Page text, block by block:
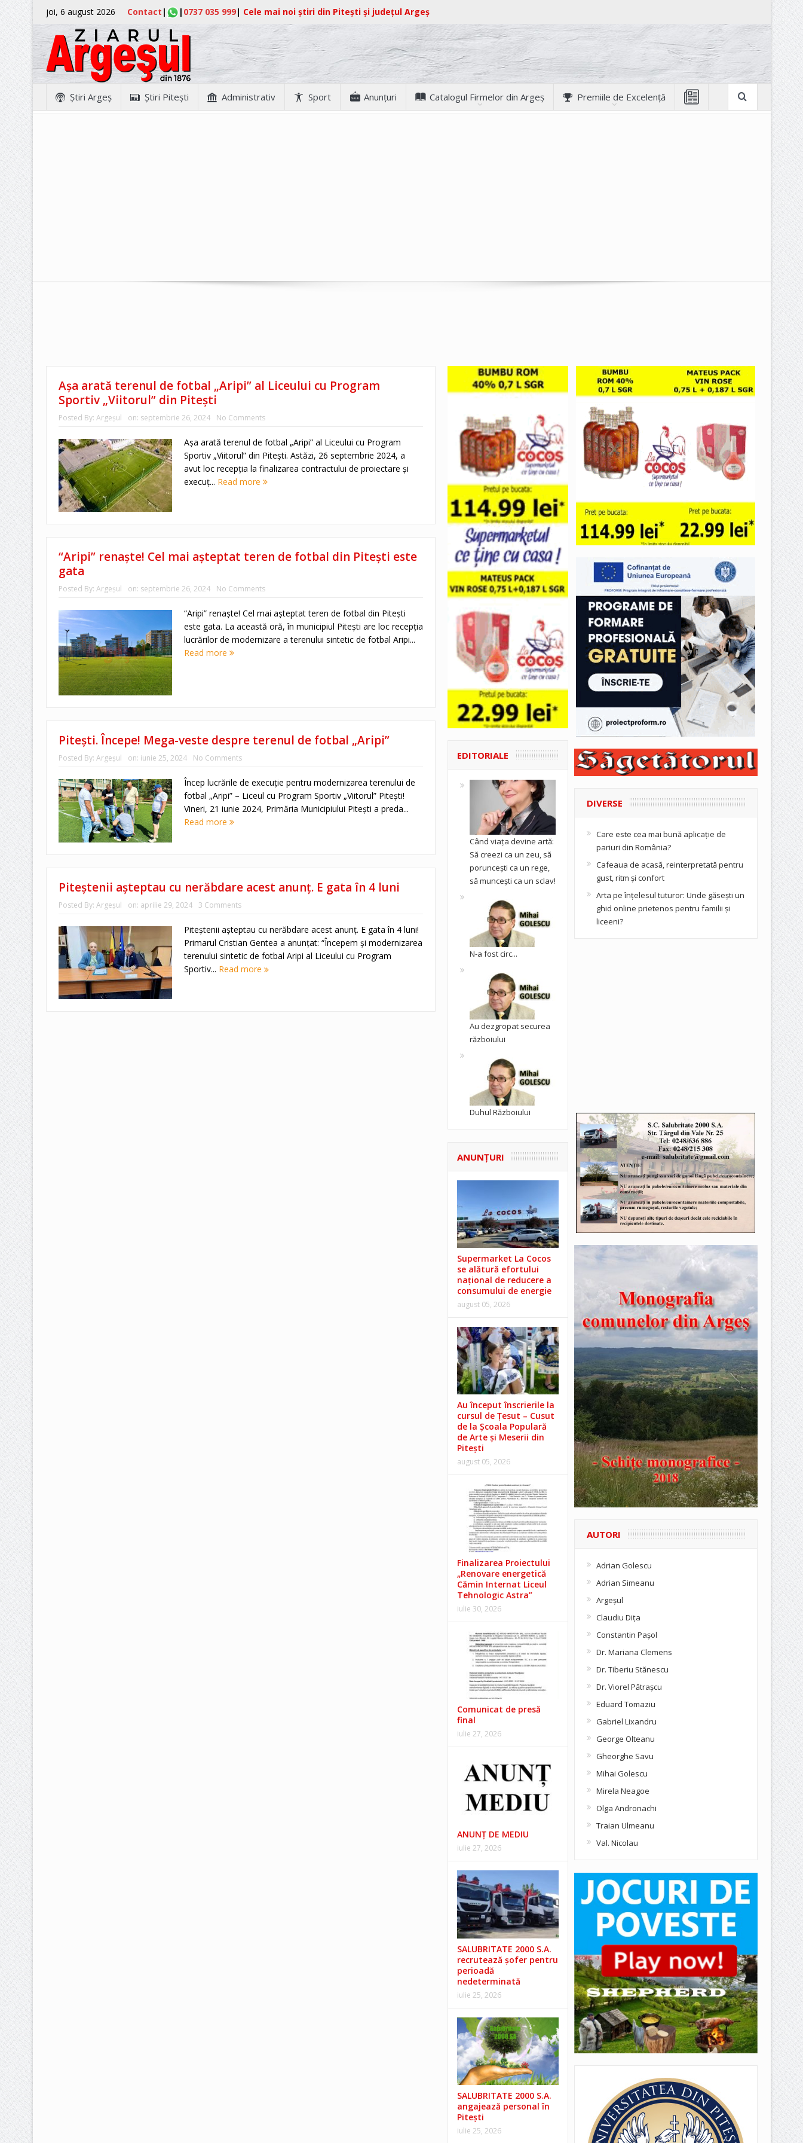
joi, 6 august 2026 Contact | | 0737 035 999| Cele mai noi știri din Pitești și județul Argeș
Ştiri Argeş Ştiri Piteşti Administrativ Sport Anunţuri Catalogul Firmelor din Argeș Premiile de Excelență
Așa arată terenul de fotbal „Aripi” al Liceului cu Program
Sportiv „Viitorul” din Pitești
Posted By: Argeşul on: septembrie 26, 2024 No Comments
Așa arată terenul de fotbal „Aripi” al Liceului cu Program
Sportiv „Viitorul” din Pitești. Astăzi, 26 septembrie 2024, a
avut loc recepția la finalizarea contractului de proiectare și
execuț... Read more
“Aripi” renaște! Cel mai așteptat teren de fotbal din Pitești este
gata
Posted By: Argeşul on: septembrie 26, 2024 No Comments
“Aripi” renaște! Cel mai așteptat teren de fotbal din Pitești
este gata. La această oră, în municipiul Pitești are loc recepția
lucrărilor de modernizare a terenului sintetic de fotbal Aripi...
Read more
Pitești. Începe! Mega-veste despre terenul de fotbal „Aripi”
Posted By: Argeşul on: iunie 25, 2024 No Comments
Încep lucrările de execuție pentru modernizarea terenului de
fotbal „Aripi” – Liceul cu Program Sportiv „Viitorul” Pitești!
Vineri, 21 iunie 2024, Primăria Municipiului Pitești a preda...
Read more
Piteștenii așteptau cu nerăbdare acest anunț. E gata în 4 luni
Posted By: Argeşul on: aprilie 29, 2024 3 Comments
Piteștenii așteptau cu nerăbdare acest anunț. E gata în 4 luni!
Primarul Cristian Gentea a anunțat: “Începem și modernizarea
terenului sintetic de fotbal Aripi al Liceului cu Program
Sportiv... Read more
EDITORIALE
Când viața devine artă:
Să creezi ca un zeu, să
poruncești ca un rege,
să muncești ca un sclav!
N-a fost circ...
Au dezgropat securea
războiului
Duhul Războiului
ANUNŢURI
Supermarket La Cocos
se alătură efortului
național de reducere a
consumului de energie
august 05, 2026
Au început înscrierile la
cursul de Țesut – Cusut
de la Școala Populară
de Arte și Meserii din
Pitești
august 05, 2026
Finalizarea Proiectului
„Renovare energetică
Cămin Internat Liceul
Tehnologic Astra”
iulie 30, 2026
Comunicat de presă
final
iulie 27, 2026
ANUNŢ DE MEDIU
iulie 27, 2026
SALUBRITATE 2000 S.A.
recrutează șofer pentru
perioadă
nedeterminată
iulie 25, 2026
SALUBRITATE 2000 S.A.
angajează personal în
Pitești
iulie 25, 2026
DIVERSE
Care este cea mai bună aplicație de
pariuri din România?
Cafeaua de acasă, reinterpretată pentru
gust, ritm și confort
Arta pe înțelesul tuturor: Unde găsești un
ghid online prietenos pentru familii și
liceeni?
AUTORI
Adrian Golescu
Adrian Simeanu
Argeşul
Claudiu Diţa
Constantin Pașol
Dr. Mariana Clemens
Dr. Tiberiu Stănescu
Dr. Viorel Pătraşcu
Eduard Tomaziu
Gabriel Lixandru
George Olteanu
Gheorghe Savu
Mihai Golescu
Mirela Neagoe
Olga Andronachi
Traian Ulmeanu
Val. Nicolau